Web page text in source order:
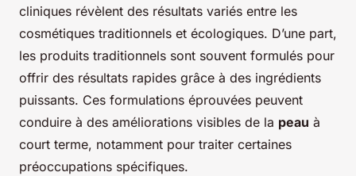
cliniques révèlent des résultats variés entre les
cosmétiques traditionnels et écologiques. D’une part,
les produits traditionnels sont souvent formulés pour
offrir des résultats rapides grâce à des ingrédients
puissants. Ces formulations éprouvées peuvent
conduire à des améliorations visibles de la peau à
court terme, notamment pour traiter certaines
préoccupations spécifiques.